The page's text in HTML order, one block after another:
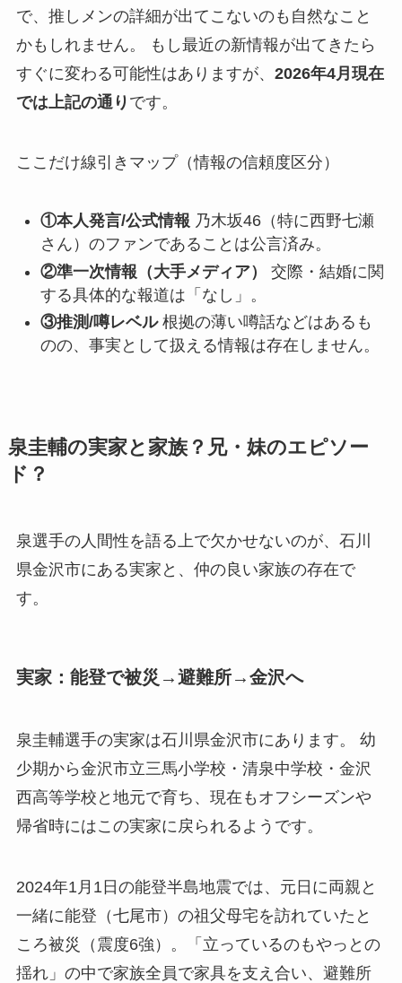
で、推しメンの詳細が出てこないのも自然なこと
かもしれません。 もし最近の新情報が出てきたら
すぐに変わる可能性はありますが、 2026年4月現在
では上記の通り です。
ここだけ線引きマップ（情報の信頼度区分）
①本人発言/公式情報 乃木坂46（特に西野七瀬
さん）のファンであることは公言済み。
②準一次情報（大手メディア）
交際・結婚に関
する具体的な報道は「なし」。
③推測/噂レベル根拠の薄い噂話などはあるも
のの、事実として扱える情報は存在しません。
泉圭輔の実家と家族？兄・妹のエピソー
ド？
泉選手の人間性を語る上で欠かせないのが、石川
県金沢市にある実家と、仲の良い家族の存在で
す。
実家：能登で被災→避難所→金沢へ
泉圭輔選手の実家は石川県金沢市にあります。 幼
少期から金沢市立三馬小学校・清泉中学校・金沢
西高等学校と地元で育ち、現在もオフシーズンや
帰省時にはこの実家に戻られるようです。
2024年1月1日の能登半島地震では、元日に両親と
一緒に能登（七尾市）の祖父母宅を訪れていたと
ころ被災（震度6強）。「立っているのもやっとの
揺れ」の中で家族全員で家具を支え合い、避難所